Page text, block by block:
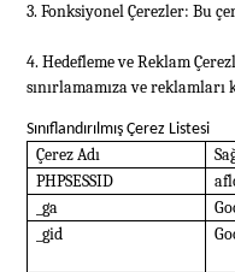
3. Fonksiyonel Çerezler: Bu
4. Hedefleme ve Reklam
sınırlamamıza ve
Sınıflandırılmış Çerez Listesi
Çerez Adı
PHPSESSID
_ga
_gid